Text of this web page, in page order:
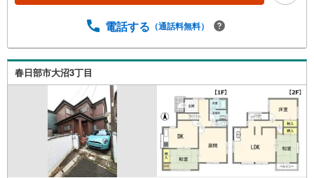
電話する （通話料無料）
春日部市大沼3丁目